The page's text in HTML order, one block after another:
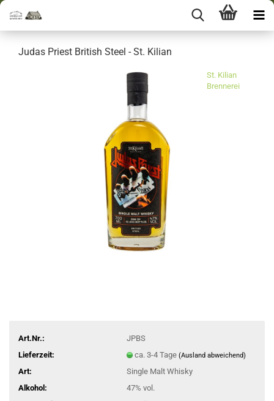
Judas Priest British Steel - St. Kilian
St. Kilian
Brennerei
Art.Nr.:
JPBS
Lieferzeit:
ca. 3-4 Tage (Ausland abweichend)
Art:
Single Malt Whisky
Alkohol:
47% vol.